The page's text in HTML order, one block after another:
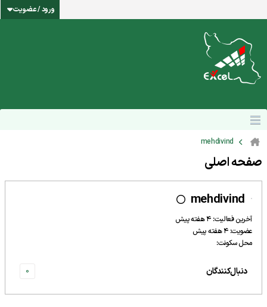
ورود / عضویت
mehdivind
صفحه اصلی
mehdivind
آخرین فعالیت: 4 هفته پیش
عضویت: 4 هفته پیش
محل سکونت:
دنبال‌کنندگان 0